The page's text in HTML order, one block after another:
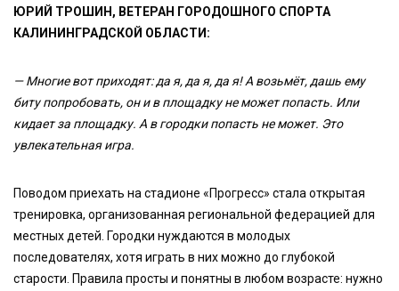
ЮРИЙ ТРОШИН, ВЕТЕРАН ГОРОДОШНОГО СПОРТА
КАЛИНИНГРАДСКОЙ ОБЛАСТИ:
— Многие вот приходят: да я, да я, да я! А возьмёт, дашь ему
биту попробовать, он и в площадку не может попасть. Или
кидает за площадку. А в городки попасть не может. Это
увлекательная игра.
Поводом приехать на стадионе «Прогресс» стала открытая
тренировка, организованная региональной федерацией для
местных детей. Городки нуждаются в молодых
последователях, хотя играть в них можно до глубокой
старости. Правила просты и понятны в любом возрасте: нужно